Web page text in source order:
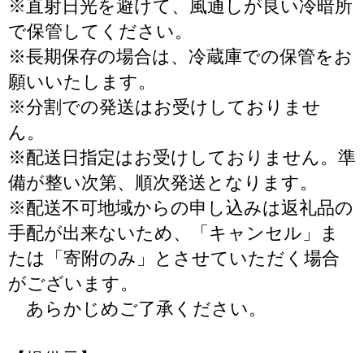
※直射日光を避けて、風通しが良い冷暗所
で保管してください。
※長期保存の場合は、冷蔵庫での保管をお
願いいたします。
※分割での発送はお受けしておりませ
ん。
※配送日指定はお受けしておりません。準
備が整い次第、順次発送となります。
※配送不可地域からの申し込みは返礼品の
手配が出来ないため、「キャンセル」ま
たは「寄附のみ」とさせていただく場合
がございます。
あらかじめご了承ください。